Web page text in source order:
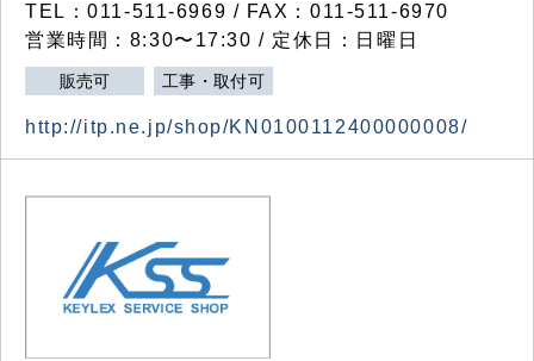
TEL：011-511-6969 / FAX：011-511-6970
営業時間：8:30〜17:30 / 定休日：日曜日
販売可 工事・取付可
http://itp.ne.jp/shop/KN0100112400000008/